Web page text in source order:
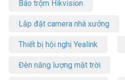
Báo trộm Hikvision
Lắp đặt camera nhà xưởng
Thiết bị hội nghị Yealink
Đèn năng lượng mặt trời